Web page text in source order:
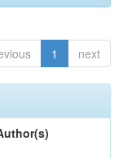
1 next